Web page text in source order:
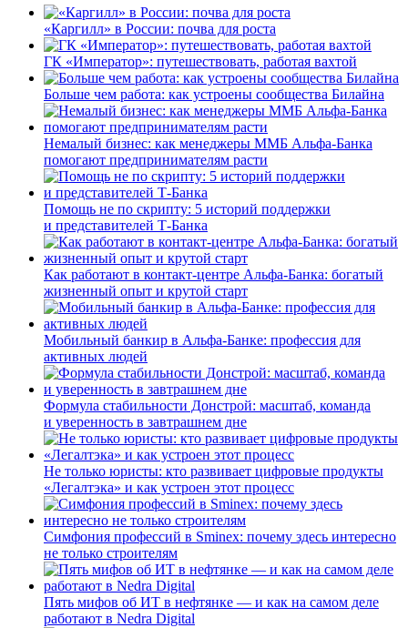
«Каргилл» в России: почва для роста
ГК «Император»: путешествовать, работая вахтой
Больше чем работа: как устроены сообщества Билайна
Немалый бизнес: как менеджеры ММБ Альфа-Банка
помогают предпринимателям расти
Помощь не по скрипту: 5 историй поддержки
и представителей Т-Банка
Как работают в контакт-центре Альфа-Банка: богатый
жизненный опыт и крутой старт
Мобильный банкир в Альфа-Банке: профессия для
активных людей
Формула стабильности Донстрой: масштаб, команда
и уверенность в завтрашнем дне
Не только юристы: кто развивает цифровые продукты
«Легалтэка» и как устроен этот процесс
Симфония профессий в Sminex: почему здесь интересно
не только строителям
Пять мифов об ИТ в нефтянке — и как на самом деле
работают в Nedra Digital